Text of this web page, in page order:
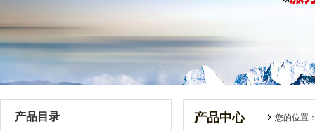
产品目录 产品中心 您的位置